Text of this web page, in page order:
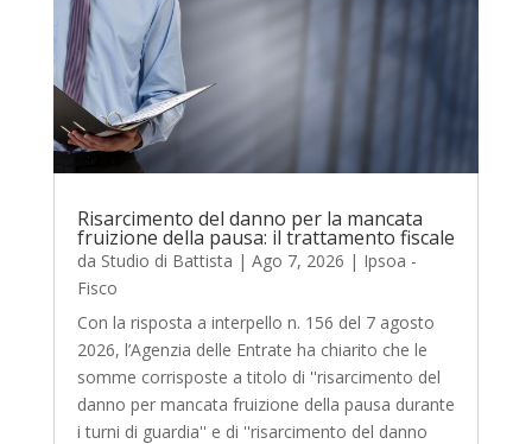
Risarcimento del danno per la mancata
fruizione della pausa: il trattamento fiscale
da Studio di Battista | Ago 7, 2026 | Ipsoa -
Fisco
Con la risposta a interpello n. 156 del 7 agosto
2026, l’Agenzia delle Entrate ha chiarito che le
somme corrisposte a titolo di ''risarcimento del
danno per mancata fruizione della pausa durante
i turni di guardia'' e di ''risarcimento del danno